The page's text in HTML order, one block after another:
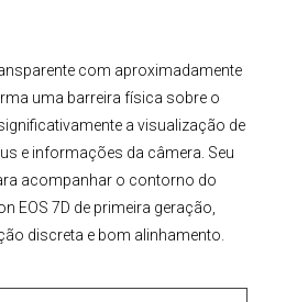
com aproximadamente
uma barreira física sobre o
a visualização de
e informações da câmera. Seu
acompanhar o contorno do
EOS 7D de primeira geração,
discreta e bom alinhamento.